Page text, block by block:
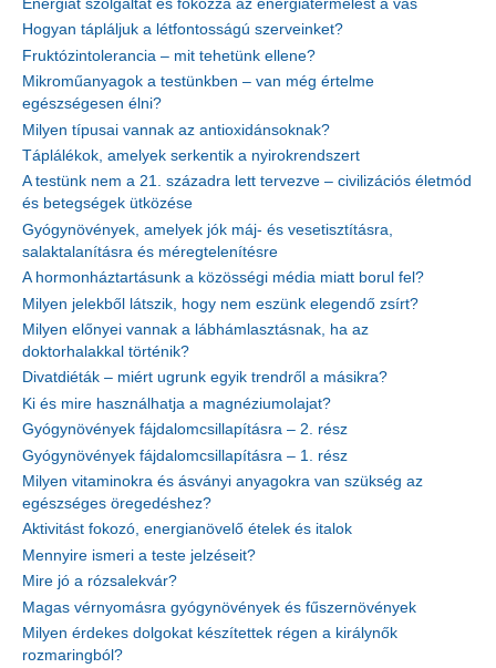
Energiát szolgáltat és fokozza az energiatermelést a vas
Hogyan tápláljuk a létfontosságú szerveinket?
Fruktózintolerancia – mit tehetünk ellene?
Mikroműanyagok a testünkben – van még értelme
egészségesen élni?
Milyen típusai vannak az antioxidánsoknak?
Táplálékok, amelyek serkentik a nyirokrendszert
A testünk nem a 21. századra lett tervezve – civilizációs életmód
és betegségek ütközése
Gyógynövények, amelyek jók máj- és vesetisztításra,
salaktalanításra és méregtelenítésre
A hormonháztartásunk a közösségi média miatt borul fel?
Milyen jelekből látszik, hogy nem eszünk elegendő zsírt?
Milyen előnyei vannak a lábhámlasztásnak, ha az
doktorhalakkal történik?
Divatdiéták – miért ugrunk egyik trendről a másikra?
Ki és mire használhatja a magnéziumolajat?
Gyógynövények fájdalomcsillapításra – 2. rész
Gyógynövények fájdalomcsillapításra – 1. rész
Milyen vitaminokra és ásványi anyagokra van szükség az
egészséges öregedéshez?
Aktivitást fokozó, energianövelő ételek és italok
Mennyire ismeri a teste jelzéseit?
Mire jó a rózsalekvár?
Magas vérnyomásra gyógynövények és fűszernövények
Milyen érdekes dolgokat készítettek régen a királynők
rozmaringból?